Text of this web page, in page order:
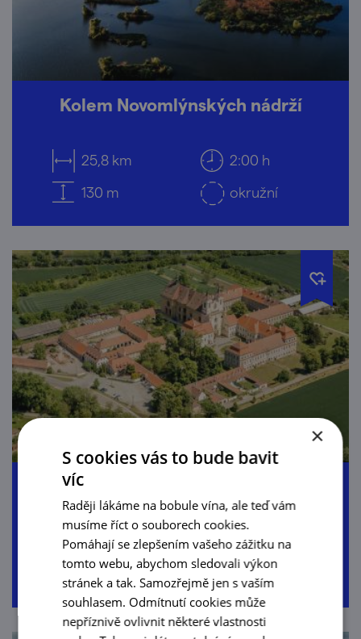
Kolem Novomlýnských nádrží
25,8 km
2:00 h
130 m
okružní
57,0 km
4:00 h
381 m
liniová
×
S cookies vás to bude bavit
víc
Raději lákáme na bobule vína, ale teď vám
musíme říct o souborech cookies.
Pomáhají se zlepšením vašeho zážitku na
tomto webu, abychom sledovali výkon
stránek a tak. Samozřejmě jen s vaším
souhlasem. Odmítnutí cookies může
nepříznivě ovlivnit některé vlastnosti